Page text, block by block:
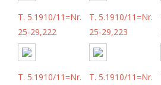
T. 5.1910/11=Nr.
25-29,222
T. 5.1910/11=Nr.
25-29,223
T. 5.1910/11=Nr.
T. 5.1910/11=Nr.